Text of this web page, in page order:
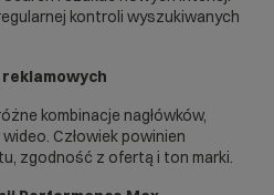
kontroli wyszukiwanych
kombinacje nagłówków,
Człowiek powinien
zgodność z ofertą i ton marki.